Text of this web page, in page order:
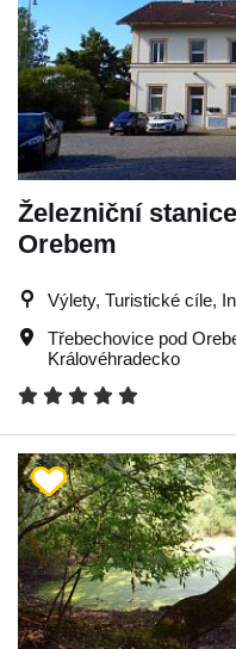
Železniční
Orebem
Výlety, Turistické cíle,
Třebechovice pod
Královéhradecko